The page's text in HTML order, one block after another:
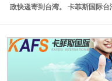
政快递寄到台湾。 卡菲斯国际台